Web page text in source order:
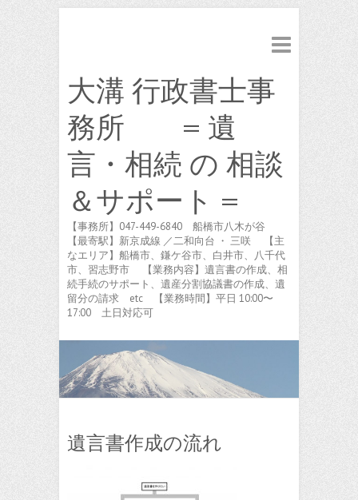
大溝 行政書士事
務所 = 遺
言・相続 の 相談
＆サポート =
【事務所】047-449-6840 船橋市八木が谷
【最寄駅】新京成線 ／二和向台 ・ 三咲 【主
なエリア】船橋市、鎌ケ谷市、白井市、八千代
市、習志野市 【業務内容】遺言書の作成、相
続手続のサポート、遺産分割協議書の作成、遺
留分の請求 etc 【業務時間】平日 10:00〜
17:00 土日対応可
遺言書作成の流れ